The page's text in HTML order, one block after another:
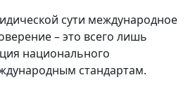
сути международное
– это всего лишь
национального
стандартам.